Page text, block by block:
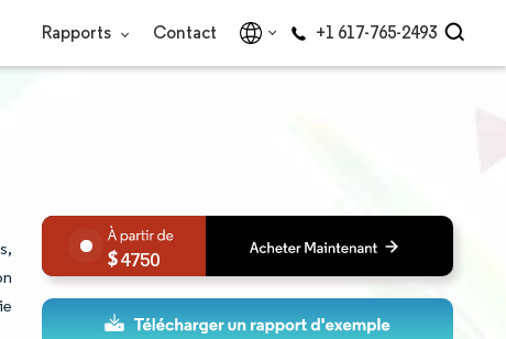
Rapports Contact +1 617-765-2493
4750